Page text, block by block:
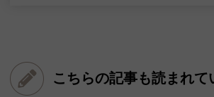
こちらの記事も読まれて